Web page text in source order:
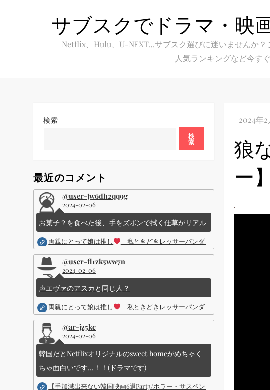
サブスクでドラマ・映
Netflix、Hulu、U-NEXT…サブスク選びに迷いませんか？
人気ランキングなど今す
狼
ー
検索
検
索
最近のコメント
@user-jw6dh2qq9g
2024-02-06
お菓子？を食べた後、手をズボンで拭く仕草がリアル
両親にとって娘は推し ｜私ときどきレッサーパンダ ｜Disney (ディズニー
@user-fl1zk5ww7n
2024-02-06
声エヴァのアスカと同じ人？
両親にとって娘は推し ｜私ときどきレッサーパンダ ｜Disney (ディズニー
@ar-jz5kc
2024-02-06
韓国だとNetflixオリジナルのsweet homeがめちゃく
ちゃ面白いです...！！(ドラマです)
【手加減出来ない韓国映画6選Part3/ホラー・サスペンス・ノワール】韓国